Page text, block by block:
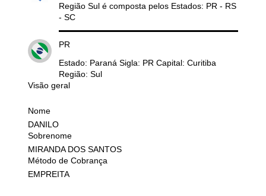
Região Sul é composta pelos Estados: PR - RS
- SC
PR
Estado: Paraná Sigla: PR Capital: Curitiba
Região: Sul
Visão geral
Nome
DANILO
Sobrenome
MIRANDA DOS SANTOS
Método de Cobrança
EMPREITA